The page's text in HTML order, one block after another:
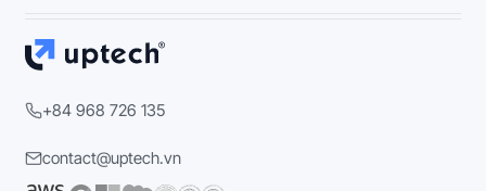
+84 968 726 135
contact@uptech.vn